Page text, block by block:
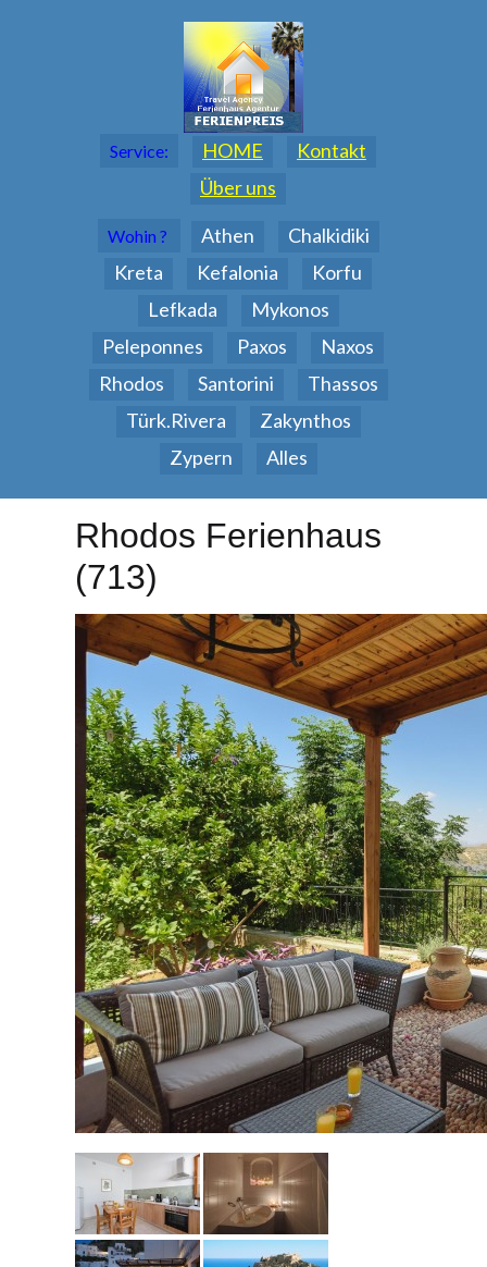
Service: HOME
Kontakt
Über uns
Wohin ? Athen
Chalkidiki
Kreta
Kefalonia
Korfu
Lefkada
Mykonos
Peleponnes
Paxos
Naxos
Rhodos
Santorini
Thassos
Türk.Rivera
Zakynthos
Zypern
Alles
Rhodos Ferienhaus
(713)